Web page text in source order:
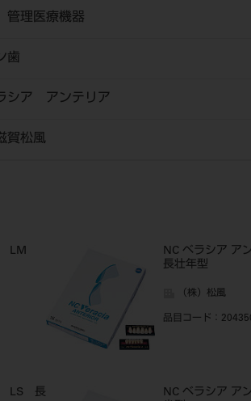
理医療機器
歯
シア アンテリア
賀松風
LM
NC ベラシア
長壮年型
（株）松風
品目コード ：
LS 長
NC ベラシア